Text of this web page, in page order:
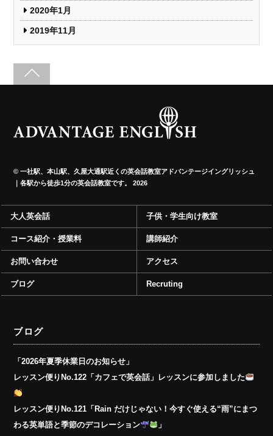
2020年1月
2019年11月
©一社駅、本山駅、久屋大通駅近くの英会話教室アドバンテージイングリッシュ
｜各駅から徒歩1分の英会話教室です。
2026
大人英会話 子供・学生向け教室
コース紹介・授業料 講師紹介
お問い合わせ アクセス
ブログ Recruting
ブログ
「2026年夏季休業日のお知らせ」
レッスン便りNo.122「カフェで英会話」レッスンに参加しました
レッスン便りNo.121「Rain だけじゃない！今すぐ使える“雨”にまつ
わる英単語と季節のデコレーション
」